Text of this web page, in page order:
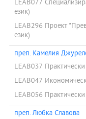
LEAB077
език)
LEAB296 Проект
език)
преп. Камелия
LEAB037
LEAB047
LEAB056
преп. Любка Славова